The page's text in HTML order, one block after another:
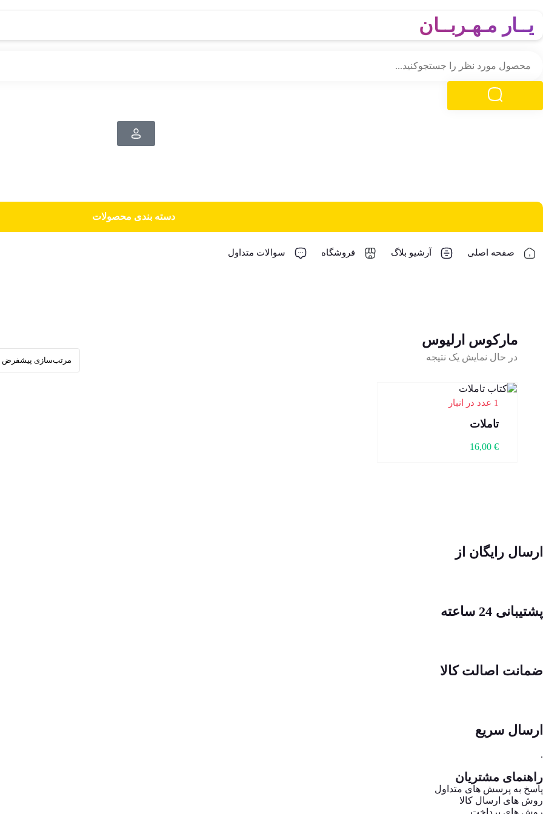
یــار مـهـربــان
دسته‌ بندی محصولات
صفحه اصلی آرشیو بلاگ فروشگاه سوالات متداول
مارکوس ارلیوس
در حال نمایش یک نتیجه
1 عدد در انبار
تاملات
16,00 €
ارسال رایگان از
پشتیبانی 24 ساعته
ضمانت اصالت کالا
ارسال سریع
.
راهنمای مشتریان
پاسخ به پرسش های متداول
روش های ارسال کالا